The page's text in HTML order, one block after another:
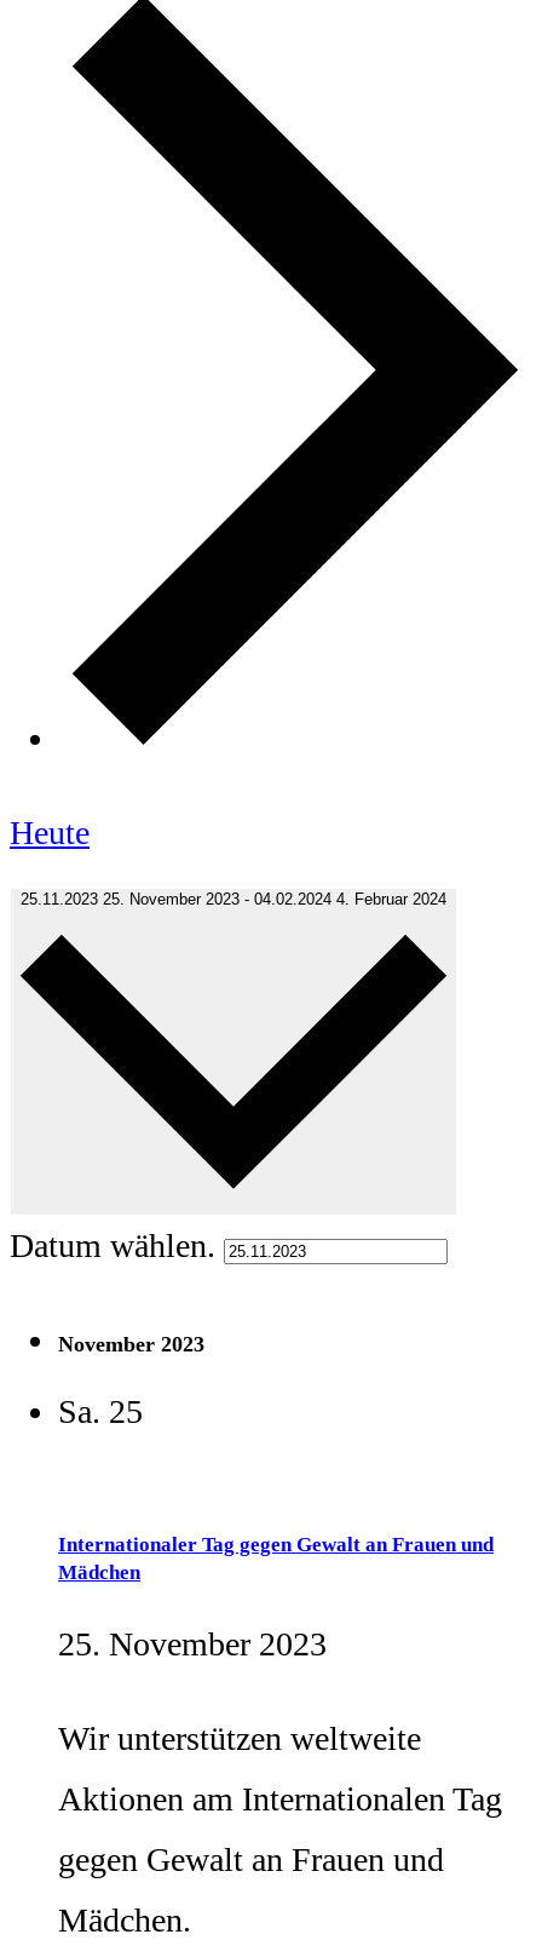
Heute
25.11.2023 25. November 2023 - 04.02.2024 4. Februar 2024
Datum wählen.
November 2023
Sa. 25
Internationaler Tag gegen Gewalt an Frauen und
Mädchen
25. November 2023
Wir unterstützen weltweite
Aktionen am Internationalen Tag
gegen Gewalt an Frauen und
Mädchen.